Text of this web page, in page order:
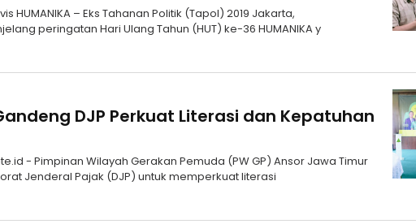
HUMANIKA – Eks Tahanan Politik (Tapol) 2019 Jakarta,
peringatan Hari Ulang Tahun (HUT) ke-36 HUMANIKA y
DJP Perkuat Literasi dan Kepatuhan
- Pimpinan Wilayah Gerakan Pemuda (PW GP) Ansor Jawa Timur
Jenderal Pajak (DJP) untuk memperkuat literasi